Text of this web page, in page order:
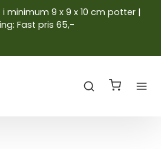
minimum 9 x 9 x 10 cm potter |
Fast pris 65,-